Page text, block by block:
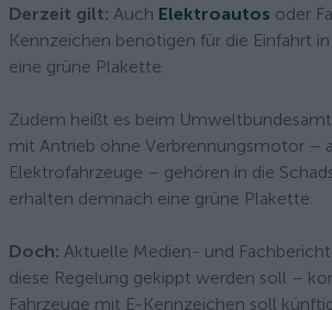
Derzeit gilt: Auch Elektroautos oder
Kennzeichen benötigen für die Einfahrt
eine grüne Plakette.
Zudem heißt es beim Umweltbundesamt
mit Antrieb ohne Verbrennungsmotor –
Elektrofahrzeuge – gehören in die
erhalten demnach eine grüne Plakette.
Doch: Aktuelle Medien- und
diese Regelung gekippt werden soll –
Fahrzeuge mit E-Kennzeichen soll